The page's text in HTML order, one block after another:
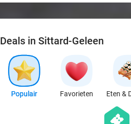
Deals in Sittard-Geleen
Populair Favorieten Eten &
events